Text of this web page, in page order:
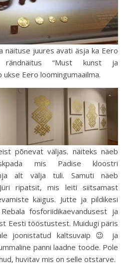
näituse juures avati äsja ka Eero
rändnäitus “Must kunst ja
ukse Eero loomingumaailma.
põnevat väljas. näiteks näeb
mis Padise kloostri
alt välja tuli. Samuti näeb
ripatsit, mis leiti siitsamast
käigus. Jutte ja pildikesi
fosforiidikaevandusest ja
Eesti tööstustest. Muidugi päris
joonistatud kaltsuvaip 😉 ja
panni laadne toode. Pole
huvitav mis on selle otstarve.